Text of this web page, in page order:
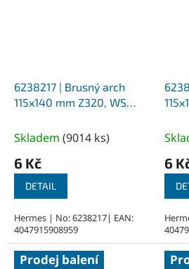
6238217 | Brusný arch
115x140 mm Z320, WS
Skladem (9014 ks)
6 Kč
DETAIL
Hermes | No: 6238217| EAN:
4047915908959
6
Prodej balení